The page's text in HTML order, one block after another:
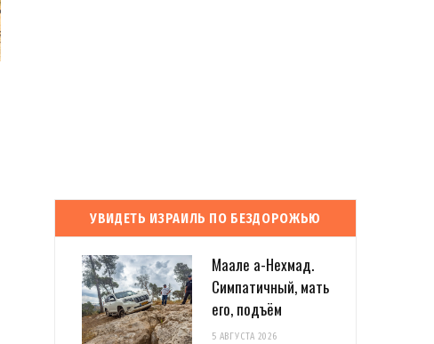
УВИДЕТЬ ИЗРАИЛЬ ПО БЕЗДОРОЖЬЮ
Маале а-Нехмад.
Симпатичный, мать
его, подъём
5 АВГУСТА 2026